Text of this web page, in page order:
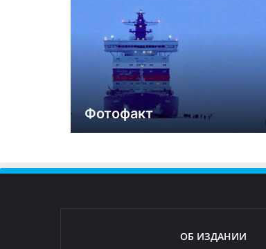
Фотофакт
ОБ ИЗДАНИИ